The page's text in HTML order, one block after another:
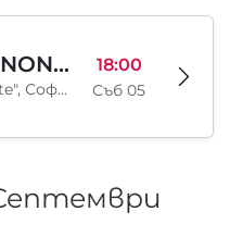
PARTY CANNON live in Sofia
Klub "Pri Cherepite", София, BG
18:00
Съб 05